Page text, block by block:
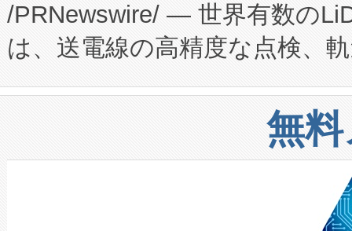
プログラムには、施設設計・
に関する技術移転および知的
構造化トレーニングカリキュ
上げおよび商用化段階におけ
設備整備および立ち上げ調整
加組織は、Enzeneのバイオ
選定された製品について、自
た。 Voltaiq独自のAI搭載プラ
定、統合、導入、運用に至る
安全性を追跡し、確保する事
増加しているデータセンター
る電力網に大きな負担をかけ
事業者の負担軽減という課題
系統連系を迅速にし、ピーク
/PRNewswire/ — 世界有数の
は、送電線の高精度な点検、
や穀物倉庫におけるバルク材
リューション「Avia 2」を発
したAvia 2は、1,000メート
狭視野のFOVを切り替えるこ
ケーブル、枝などの細かな対
無